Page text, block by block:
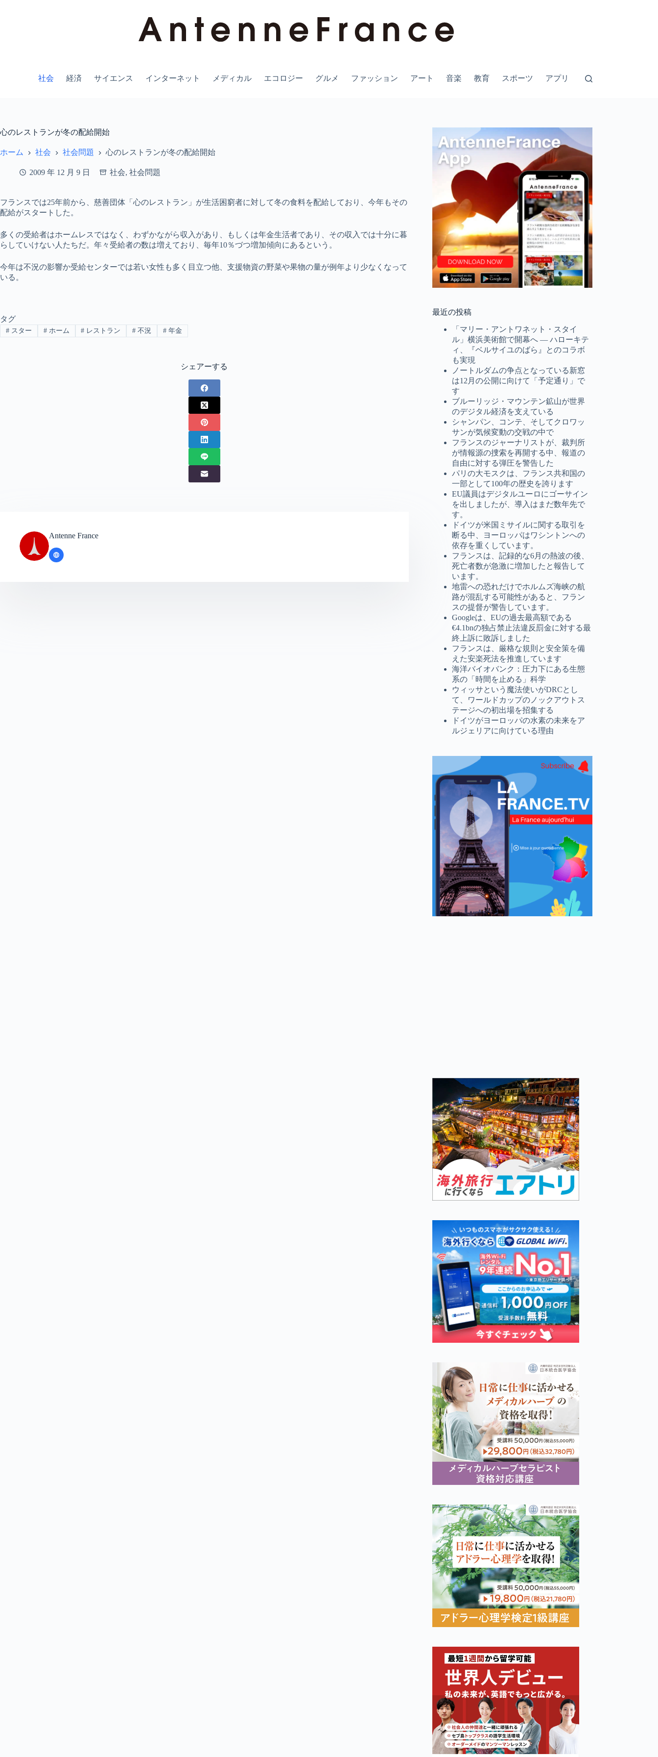
社会 経済 サイエンス インターネット メディカル エコロジー グルメ ファッション アート 音楽 教育 スポーツ アプリ
心のレストランが冬の配給開始
ホーム 社会 社会問題 心のレストランが冬の配給開始
2009 年 12 月 9 日 社会, 社会問題
フランスでは25年前から、慈善団体「心のレストラン」が生活困窮者に対して冬の食料を配給しており、今年もその
配給がスタートした。
多くの受給者はホームレスではなく、わずかながら収入があり、もしくは年金生活者であり、その収入では十分に暮
らしていけない人たちだ。年々受給者の数は増えており、毎年10％づつ増加傾向にあるという。
今年は不況の影響か受給センターでは若い女性も多く目立つ他、支援物資の野菜や果物の量が例年より少なくなって
いる。
タグ
#スター #ホーム # レストラン # 不況 # 年金
シェアーする
Antenne France
最近の投稿
「マリー・アントワネット・スタイ
ル」横浜美術館で開幕へ ― ハローキテ
ィ、『ベルサイユのばら』とのコラボ
も実現
ノートルダムの争点となっている新窓
は12月の公開に向けて「予定通り」で
す
ブルーリッジ・マウンテン鉱山が世界
のデジタル経済を支えている
シャンパン、コンテ、そしてクロワッ
サンが気候変動の交戦の中で
フランスのジャーナリストが、裁判所
が情報源の捜索を再開する中、報道の
自由に対する弾圧を警告した
パリの大モスクは、フランス共和国の
一部として100年の歴史を誇ります
EU議員はデジタルユーロにゴーサイン
を出しましたが、導入はまだ数年先で
す。
ドイツが米国ミサイルに関する取引を
断る中、ヨーロッパはワシントンへの
依存を重くしています。
フランスは、記録的な6月の熱波の後、
死亡者数が急激に増加したと報告して
います。
地雷への恐れだけでホルムズ海峡の航
路が混乱する可能性があると、フラン
スの提督が警告しています。
Googleは、EUの過去最高額である
€4.1bnの独占禁止法違反罰金に対する最
終上訴に敗訴しました
フランスは、厳格な規則と安全策を備
えた安楽死法を推進しています
海洋バイオバンク：圧力下にある生態
系の「時間を止める」科学
ウィッサという魔法使いがDRCとし
て、ワールドカップのノックアウトス
テージへの初出場を招集する
ドイツがヨーロッパの水素の未来をア
ルジェリアに向けている理由